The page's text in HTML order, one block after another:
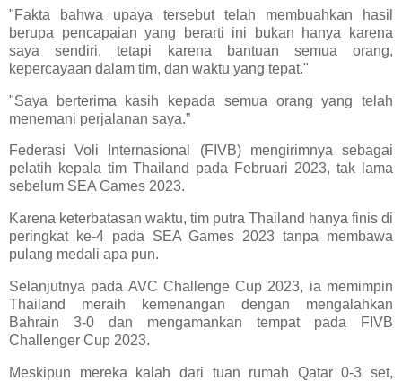
"Fakta bahwa upaya tersebut telah membuahkan hasil
berupa pencapaian yang berarti ini bukan hanya karena
saya sendiri, tetapi karena bantuan semua orang,
kepercayaan dalam tim, dan waktu yang tepat."
"Saya berterima kasih kepada semua orang yang telah
menemani perjalanan saya.”
Federasi Voli Internasional (FIVB) mengirimnya sebagai
pelatih kepala tim Thailand pada Februari 2023, tak lama
sebelum SEA Games 2023.
Karena keterbatasan waktu, tim putra Thailand hanya finis di
peringkat ke-4 pada SEA Games 2023 tanpa membawa
pulang medali apa pun.
Selanjutnya pada AVC Challenge Cup 2023, ia memimpin
Thailand meraih kemenangan dengan mengalahkan
Bahrain 3-0 dan mengamankan tempat pada FIVB
Challenger Cup 2023.
Meskipun mereka kalah dari tuan rumah Qatar 0-3 set,